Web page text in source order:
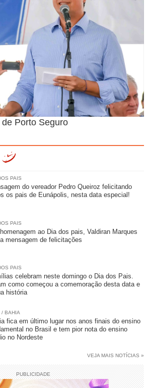
Porto Seguro
PAIS
do vereador Pedro Queiroz felicitando
os pais de Eunápolis, nesta data especial!
PAIS
ao Dia dos pais, Valdiran Marques
mensagem de felicitações
PAIS
celebram neste domingo o Dia dos Pais.
como começou a comemoração desta data e
história
/ BAHIA
fica em último lugar nos anos finais do ensino
no Brasil e tem pior nota do ensino
no Nordeste
VEJA MAIS NOTÍCIAS »
PUBLICIDADE